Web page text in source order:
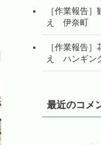
［作業報告
え 伊奈町
［作業報告
え ハンギン
最近のコメ